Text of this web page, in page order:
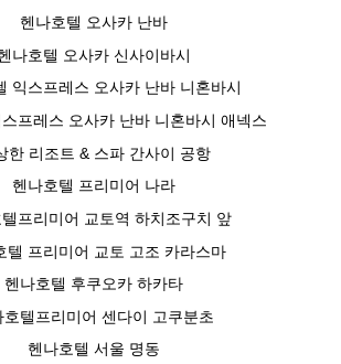
헨나호텔 오사카 난바
나호텔 오사카 신사이바시
익스프레스 오사카 난바 니혼바시
프레스 오사카 난바 니혼바시 애넥스
한 리조트 & 스파 간사이 공항
헨나호텔 프리미어 나라
프리미어 교토역 하치조구치 앞
텔 프리미어 교토 고조 카라스마
헨나호텔 후쿠오카 하카타
호텔프리미어 센다이 고쿠분초
헨나호텔 서울 명동